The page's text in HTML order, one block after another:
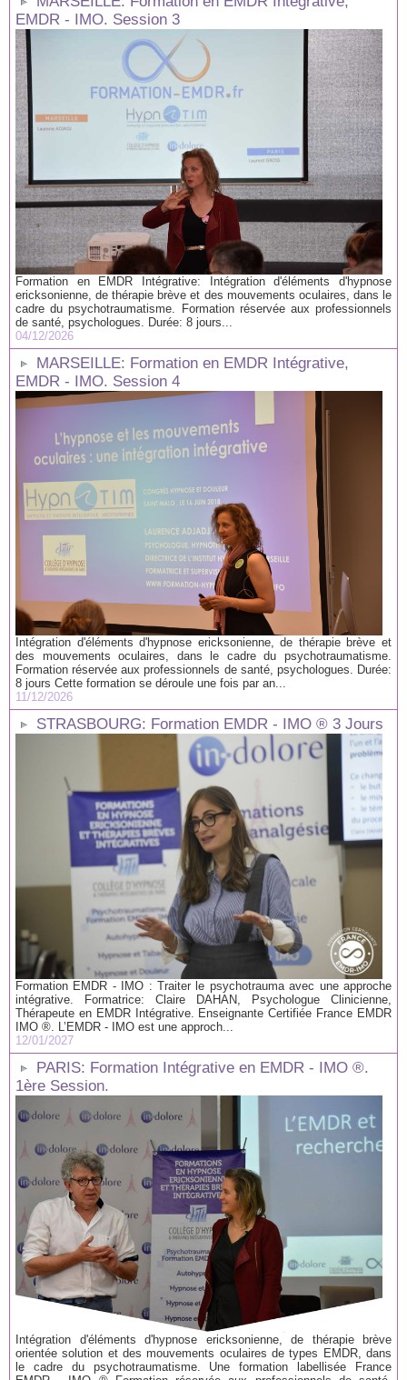
EMDR - IMO. Session 3
Formation en EMDR Intégrative: Intégration d'éléments d'hypnose
ericksonienne, de thérapie brève et des mouvements oculaires, dans le
cadre du psychotraumatisme. Formation réservée aux professionnels
de santé, psychologues. Durée: 8 jours...
04/12/2026
MARSEILLE: Formation en EMDR Intégrative,
EMDR - IMO. Session 4
Intégration d'éléments d'hypnose ericksonienne, de thérapie brève et
des mouvements oculaires, dans le cadre du psychotraumatisme.
Formation réservée aux professionnels de santé, psychologues. Durée:
8 jours Cette formation se déroule une fois par an...
11/12/2026
STRASBOURG: Formation EMDR - IMO ® 3 Jours
Formation EMDR - IMO : Traiter le psychotrauma avec une approche
intégrative. Formatrice: Claire DAHAN, Psychologue Clinicienne,
Thérapeute en EMDR Intégrative. Enseignante Certifiée France EMDR
IMO ®. L’EMDR - IMO est une approch...
12/01/2027
PARIS: Formation Intégrative en EMDR - IMO ®.
1ère Session.
Intégration d'éléments d'hypnose ericksonienne, de thérapie brève
orientée solution et des mouvements oculaires de types EMDR, dans
le cadre du psychotraumatisme. Une formation labellisée France